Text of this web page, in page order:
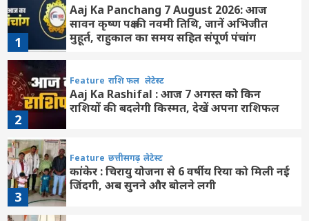
1
Aaj Ka Panchang 7 August 2026: आज
सावन कृष्ण पक्ष की नवमी तिथि, जानें अभिजीत
मुहूर्त, राहुकाल का समय सहित संपूर्ण पंचांग
2
Feature राशि फल लेटेस्ट
Aaj Ka Rashifal : आज 7 अगस्त को किन
राशियों की बदलेगी किस्मत, देखें अपना राशिफल
3
Feature छत्तीसगढ़ लेटेस्ट
कांकेर : चिरायु योजना से 6 वर्षीय रिया को मिली नई
जिंदगी, अब सुनने और बोलने लगी